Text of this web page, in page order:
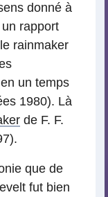
donné à
rapport
rainmaker
un temps
1980). Là
de F. F.
que de
fut bien